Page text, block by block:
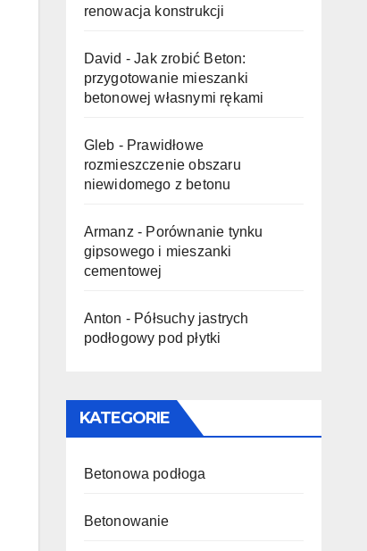
renowacja konstrukcji
David -Jak zrobić Beton:
przygotowanie mieszanki
betonowej własnymi rękami
Gleb - Prawidłowe
rozmieszczenie obszaru
niewidomego z betonu
Armanz - Porównanie tynku
gipsowego i mieszanki
cementowej
Anton - Półsuchy jastrych
podłogowy pod płytki
KATEGORIE
Betonowa podłoga
Betonowanie